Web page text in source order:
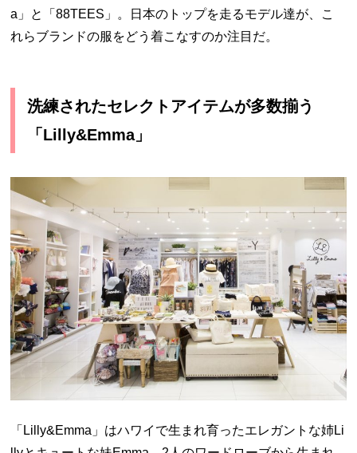
a」と
「88TEES」。日本のトップを走るモデル達が、こ
れらブランドの服をどう着こなすのか注目だ。
洗練されたセレクトアイテムが多数揃う
「Lilly&Emma」
「Lilly&Emma」はハワイで生まれ育ったエレガントな姉Li